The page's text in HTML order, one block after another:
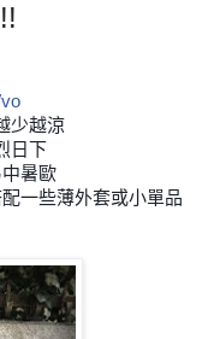
少越涼
日下
暑歐
一些薄外套或小單品